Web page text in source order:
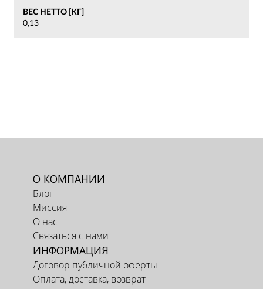
ВЕС НЕТТО [КГ]
0,13
О КОМПАНИИ
Блог
Миссия
О нас
Связаться с нами
ИНФОРМАЦИЯ
Договор публичной оферты
Оплата, доставка, возврат